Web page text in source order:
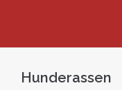
Hunderassen